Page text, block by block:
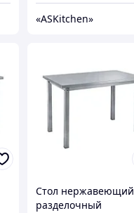
«ASKitсhen»
Стол нержавеющий
разделочный